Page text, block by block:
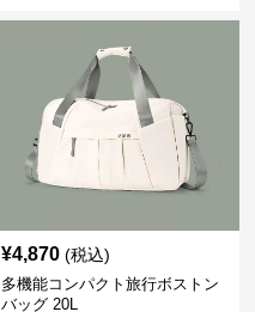
¥4,870 (税込)
多機能コンパクト旅行ボストン
バッグ 20L